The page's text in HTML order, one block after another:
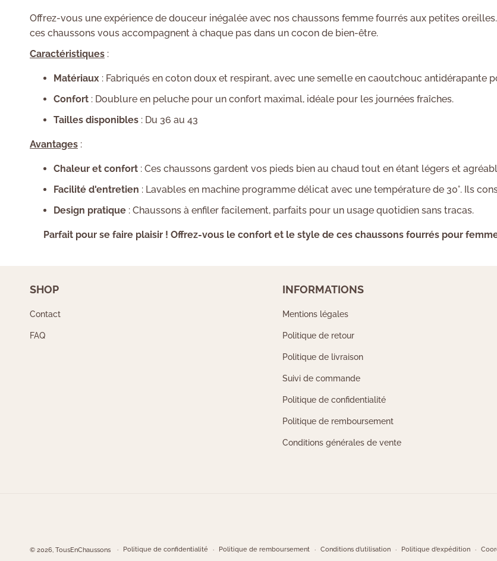
Offrez-vous une expérience de douceur inégalée avec nos chaussons femme fourrés aux petites
ces chaussons vous accompagnent à chaque pas dans un cocon de bien-être.
Caractéristiques :
Matériaux : Fabriqués en coton doux et respirant, avec une semelle en caoutchouc antidérapante
Confort : Doublure en peluche pour un confort maximal, idéale pour les journées fraîches.
Tailles disponibles : Du 36 au 43
Avantages :
Chaleur et confort : Ces chaussons gardent vos pieds bien au chaud tout en étant légers et
Facilité d'entretien : Lavables en machine programme délicat avec une température de 30°. Ils
Design pratique : Chaussons à enfiler facilement, parfaits pour un usage quotidien sans tracas.
Parfait pour se faire plaisir ! Offrez-vous le confort et le style de ces chaussons fourrés pour
SHOP
Contact
FAQ
INFORMATIONS
Mentions légales
Politique de retour
Politique de livraison
Suivi de commande
Politique de confidentialité
Politique de remboursement
Conditions générales de vente
© 2026, TousEnChaussons Politique de confidentialité Politique de remboursement Conditions d’utilisation Politique d’expédition